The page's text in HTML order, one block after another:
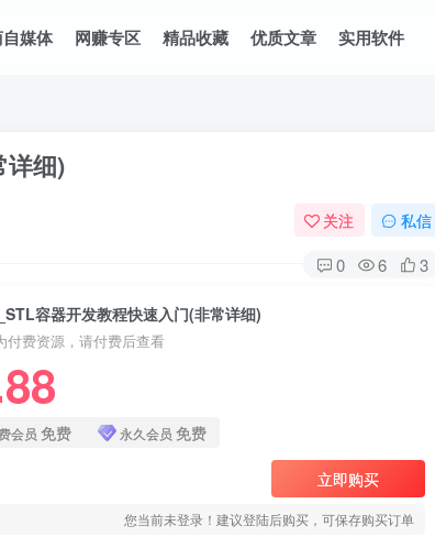
媒体 网赚专区 精品收藏 优质文章 实用软件
详细)
关注 私信
0 6 3
容器开发教程快速入门(非常详细)
付费资源，请付费后查看
会员 免费 永久会员 免费
立即购买
您当前未登录！建议登陆后购买，可保存购买订单